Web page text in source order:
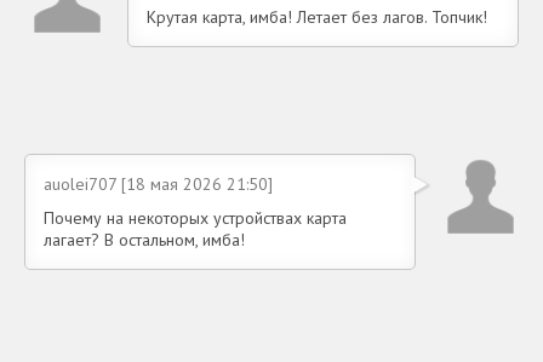
Крутая карта, имба! Летает без лагов. Топчик!
auolei707 [18 мая 2026 21:50]
Почему на некоторых устройствах карта
лагает? В остальном, имба!